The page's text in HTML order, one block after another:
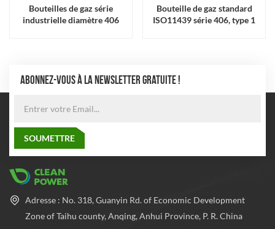
Bouteilles de gaz série
industrielle diamètre 406
Bouteille de gaz standard
ISO11439 série 406, type 1
ABONNEZ-VOUS À LA NEWSLETTER GRATUITE !
Adresse : No. 318, Guanyin Rd. of Economic Development
Zone of Taihu county, Anqing, Anhui Province, P. R. China